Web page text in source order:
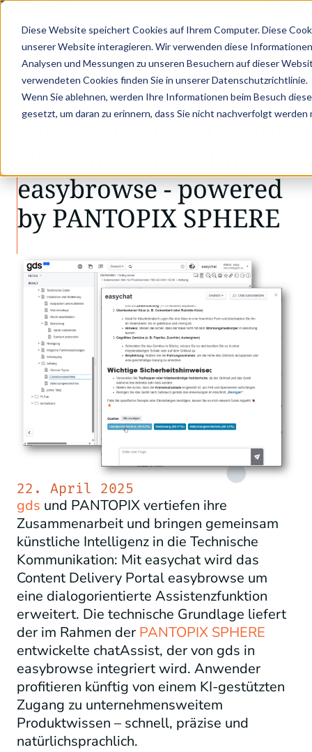
Diese Website speichert Cookies auf Ihrem Computer. Diese
unserer Website interagieren. Wir verwenden diese
Analysen und Messungen zu unseren Besuchern auf dieser
verwendeten Cookies finden Sie in unserer Datenschutzrichtlinie.
Wenn Sie ablehnen, werden Ihre Informationen beim Besuch
gesetzt, um daran zu erinnern, dass Sie nicht nachverfolgt werden
MIT STRUKTURIERTEN PRODUKTDATEN ZUM DIGITALEN
Aktuelles•
easychat: KI-gestützter Wissen…
AKTUELLES
easychat: KI-gestützter
easybrowse - powered
by PANTOPIX SPHERE
22. April 2025
gds und PANTOPIX vertiefen ihre
Zusammenarbeit und bringen gemeinsam
künstliche Intelligenz in die Technische
Kommunikation: Mit easychatwird das
Content Delivery Portal easybrowse um
eine dialogorientierte Assistenzfunktion
erweitert. Die technische Grundlage liefert
der im Rahmen der PANTOPIX SPHERE
entwickelte chatAssist, dervon gds in
easybrowse integriert wird. Anwender
profitieren künftig von einem KI-gestützten
Zugang zu unternehmensweitem
Produktwissen – schnell, präzise und
natürlichsprachlich.